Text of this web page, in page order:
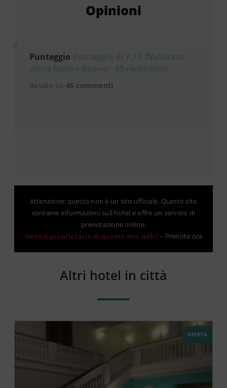
Opinioni
Punteggio Punteggio di 7.77,7Valutato
come buono Buono · 45 recensioni
Basato su 45 commenti
Attenzione: questo non è un sito ufficiale. Questo sito
contiene informazioni sull hotel e offre un servizio di
prenotazione online.
Siete il proprietario di questo sito web?– Prenota ora
Altri hotel in città
OFERTA